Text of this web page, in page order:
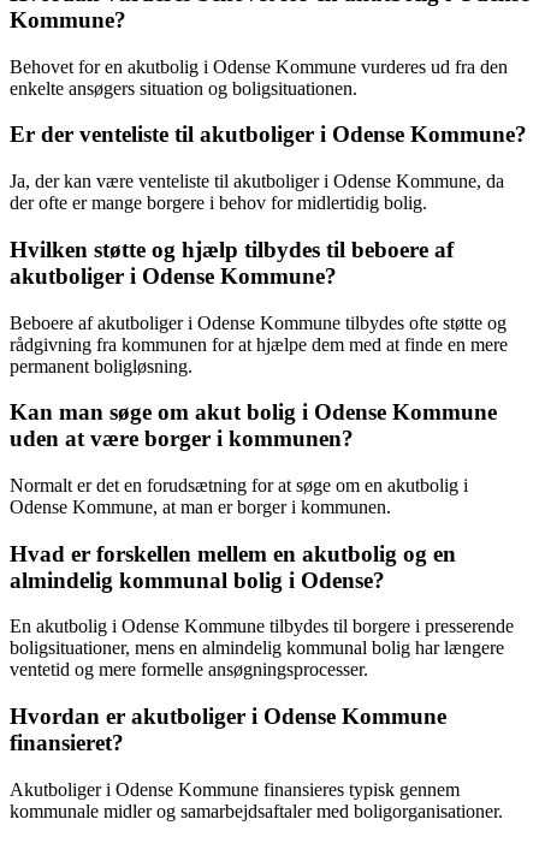
Kommune?
Behovet for en akutbolig i Odense Kommune vurderes ud fra den
enkelte ansøgers situation og boligsituationen.
Er der venteliste til akutboliger i Odense Kommune?
Ja, der kan være venteliste til akutboliger i Odense Kommune, da
der ofte er mange borgere i behov for midlertidig bolig.
Hvilken støtte og hjælp tilbydes til beboere af
akutboliger i Odense Kommune?
Beboere af akutboliger i Odense Kommune tilbydes ofte støtte og
rådgivning fra kommunen for at hjælpe dem med at finde en mere
permanent boligløsning.
Kan man søge om akut bolig i Odense Kommune
uden at være borger i kommunen?
Normalt er det en forudsætning for at søge om en akutbolig i
Odense Kommune, at man er borger i kommunen.
Hvad er forskellen mellem en akutbolig og en
almindelig kommunal bolig i Odense?
En akutbolig i Odense Kommune tilbydes til borgere i presserende
boligsituationer, mens en almindelig kommunal bolig har længere
ventetid og mere formelle ansøgningsprocesser.
Hvordan er akutboliger i Odense Kommune
finansieret?
Akutboliger i Odense Kommune finansieres typisk gennem
kommunale midler og samarbejdsaftaler med boligorganisationer.